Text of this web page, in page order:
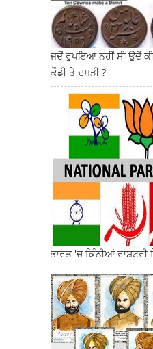
ਜਦੋਂ ਰੁਪਇਆ ਨਹੀਂ ਸੀ ਉਦੋਂ ਕੀ
ਕੌਡੀ ਤੇ ਦਮੜੀ ?
ਭਾਰਤ 'ਚ ਕਿੰਨੀਆਂ